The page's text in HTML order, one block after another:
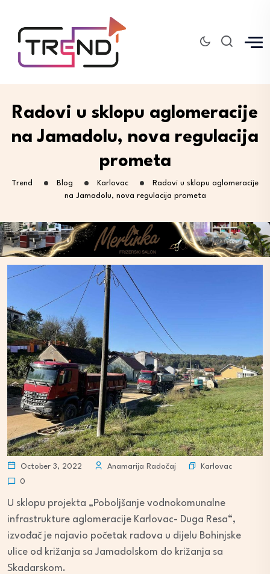
Radovi u sklopu aglomeracije
na Jamadolu, nova regulacija
prometa
Trend Blog Karlovac
Radovi u sklopu aglomeracije
na Jamadolu, nova regulacija prometa
October 3, 2022 Anamarija Radočaj
Karlovac
0
U sklopu projekta „Poboljšanje vodnokomunalne
infrastrukture aglomeracije Karlovac- Duga Resa“,
izvođač je najavio početak radova u dijelu Bohinjske
ulice od križanja sa Jamadolskom do križanja sa
Skadarskom.